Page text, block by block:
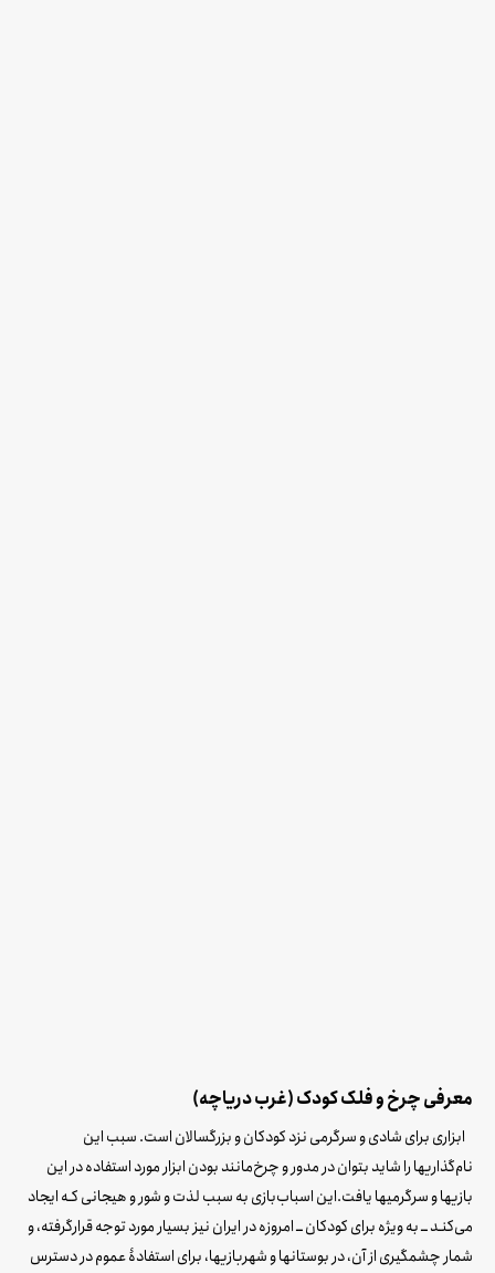
معرفی چرخ و فلک کودک (غرب دریاچه)
ابزاری برای شادی و سرگرمی نزد کودکان و بزرگسالان است. سبب این
نام‌گذاریها را شاید بتوان در مدور و چرخ‌مانند بودن ابزار مورد استفاده در این
بازیها و سرگرمیها یافت.این اسباب‌بازی به سبب لذت و شور و هیجانی کـه ایجاد
می‌کنـد ــ به ویژه برای کودکان ــ امروزه در ایران نیز بسیار مورد توجه قرارگرفته، و
شمار چشمگیری از آن، در بوستانها و شهربازیها، برای استفادۀ عموم در دسترس